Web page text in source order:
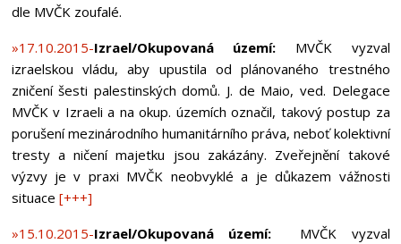
dle MVČK zoufalé.
»17.10.2015-Izrael/Okupovaná území: MVČK vyzval
izraelskou vládu, aby upustila od plánovaného trestného
zničení šesti palestinských domů. J. de Maio, ved. Delegace
MVČK v Izraeli a na okup. územích označil, takový postup za
porušení mezinárodního humanitárního práva, neboť kolektivní
tresty a ničení majetku jsou zakázány. Zveřejnění takové
výzvy je v praxi MVČK neobvyklé a je důkazem vážnosti
situace [+++]
»15.10.2015-Izrael/Okupovaná území:
MVČK vyzval